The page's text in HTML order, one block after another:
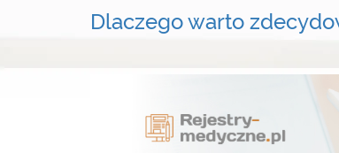
Dlaczego warto